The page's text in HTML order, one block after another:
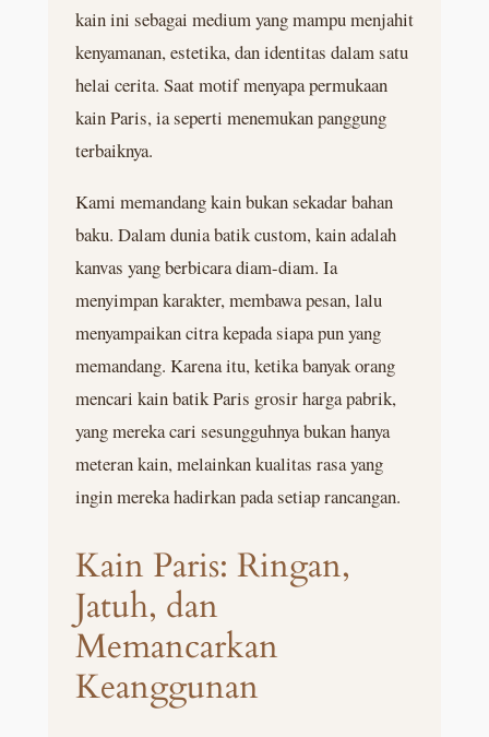
kain ini sebagai medium yang mampu menjahit
kenyamanan, estetika, dan identitas dalam satu
helai cerita. Saat motif menyapa permukaan
kain Paris, ia seperti menemukan panggung
terbaiknya.
Kami memandang kain bukan sekadar bahan
baku. Dalam dunia batik custom, kain adalah
kanvas yang berbicara diam-diam. Ia
menyimpan karakter, membawa pesan, lalu
menyampaikan citra kepada siapa pun yang
memandang. Karena itu, ketika banyak orang
mencari kain batik Paris grosir harga pabrik,
yang mereka cari sesungguhnya bukan hanya
meteran kain, melainkan kualitas rasa yang
ingin mereka hadirkan pada setiap rancangan.
Kain Paris: Ringan,
Jatuh, dan
Memancarkan
Keanggunan